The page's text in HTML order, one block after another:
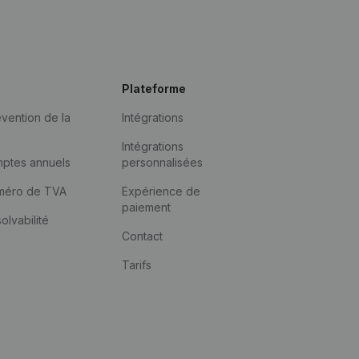
de la
annuels
de TVA
Plateforme
Intégrations
Intégrations
personnalisées
Expérience de
paiement
Contact
Tarifs